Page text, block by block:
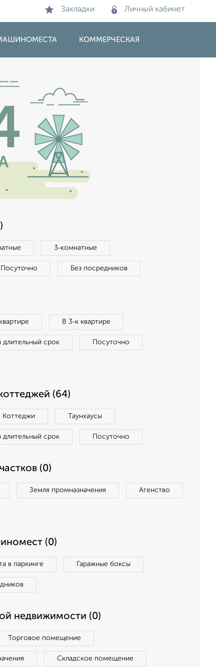
Закладки Личный кабинет
КОММЕРЧЕСКАЯ
3‑комнатные
Посуточно Без посредников
В 3‑к квартире
длительный срок Посуточно
(64)
Коттеджи Таунхаусы
длительный срок Посуточно
(0)
Земля промназначения Агенство
(0)
в паркинге Гаражные боксы
недвижимости (0)
Торговое помещение
Складское помещение